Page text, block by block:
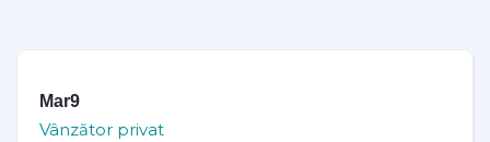
Mar9
Vânzător privat